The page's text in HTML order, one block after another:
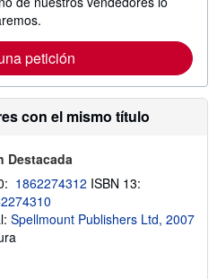
petición
con el mismo título
Destacada
1862274312 ISBN 13:
Spellmount Publishers Ltd, 2007